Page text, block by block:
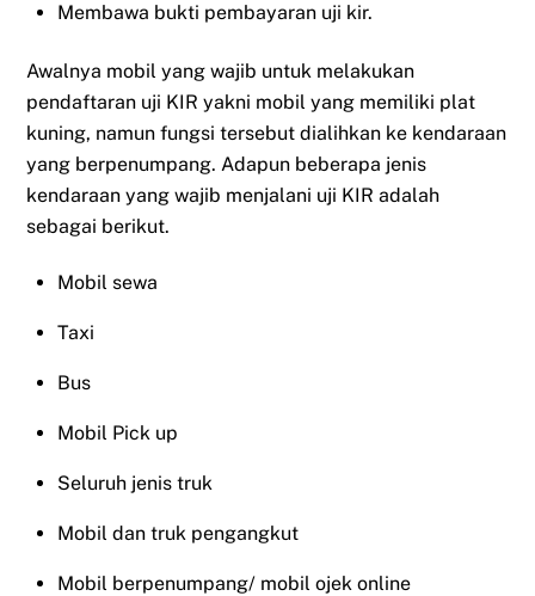
Membawa bukti pembayaran uji kir.
Awalnya mobil yang wajib untuk melakukan
pendaftaran uji KIR yakni mobil yang memiliki plat
kuning, namun fungsi tersebut dialihkan ke kendaraan
yang berpenumpang. Adapun beberapa jenis
kendaraan yang wajib menjalani uji KIR adalah
sebagai berikut.
Mobil sewa
Taxi
Bus
Mobil Pick up
Seluruh jenis truk
Mobil dan truk pengangkut
Mobil berpenumpang/ mobil ojek online